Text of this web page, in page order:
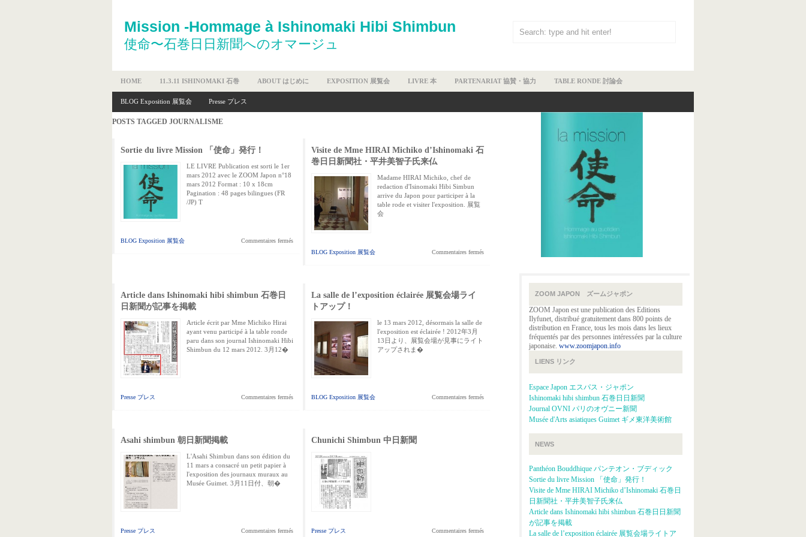
Mission -Hommage à Ishinomaki Hibi Shimbun
使命〜石巻日日新聞へのオマージュ
HOME 11.3.11 ISHINOMAKI 石巻 ABOUT はじめに EXPOSITION 展覧会 LIVRE 本 PARTENARIAT 協賛・協力 TABLE RONDE 討論会
BLOG Exposition 展覧会 Presse プレス
POSTS TAGGED JOURNALISME
Sortie du livre Mission 「使命」発行！
LE LIVRE Publication est sorti le 1er
mars 2012 avec le ZOOM Japon n°18
mars 2012 Format : 10 x 18cm
Pagination : 48 pages bilingues (FR
/JP) T
BLOG Exposition 展覧会 Commentaires fermés
Visite de Mme HIRAI Michiko d’Ishinomaki 石
巻日日新聞社・平井美智子氏来仏
Madame HIRAI Michiko, chef de
redaction d'Isinomaki Hibi Simbun
arrive du Japon pour participer à la
table rode et visiter l'exposition. 展覧
会
BLOG Exposition 展覧会 Commentaires fermés
Article dans Ishinomaki hibi shimbun 石巻日
日新聞が記事を掲載
Article écrit par Mme Michiko Hirai
ayant venu participé à la table ronde
paru dans son journal Ishinomaki Hibi
Shimbun du 12 mars 2012. 3月12�
Presse プレス Commentaires fermés
La salle de l’exposition éclairée 展覧会場ライ
トアップ！
le 13 mars 2012, désormais la salle de
l'exposition est éclairée ! 2012年3月
13日より、展覧会場が見事にライト
アップされま�
BLOG Exposition 展覧会 Commentaires fermés
Asahi shimbun 朝日新聞掲載
L'Asahi Shimbun dans son édition du
11 mars a consacré un petit papier à
l'exposition des journaux muraux au
Musée Guimet. 3月11日付、朝�
Presse プレス Commentaires fermés
Chunichi Shimbun 中日新聞
Presse プレス Commentaires fermés
ZOOM JAPON ズームジャポン
ZOOM Japon est une publication des Editions
Ilyfunet, distribué gratuitement dans 800 points de
distribution en France, tous les mois dans les lieux
fréquentés par des personnes intéressées par la culture
japonaise. www.zoomjapon.info
LIENS リンク
Espace Japon エスパス・ジャポン
Ishinomaki hibi shimbun 石巻日日新聞
Journal OVNI パリのオヴニー新聞
Musée d'Arts asiatiques Guimet ギメ東洋美術館
NEWS
Panthéon Bouddhique パンテオン・ブディック
Sortie du livre Mission 「使命」発行！
Visite de Mme HIRAI Michiko d’Ishinomaki 石巻日
日新聞社・平井美智子氏来仏
Article dans Ishinomaki hibi shimbun 石巻日日新聞
が記事を掲載
La salle de l’exposition éclairée 展覧会場ライトア